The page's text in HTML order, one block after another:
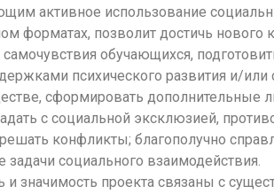
активное использование
форматах, позволит достичь нового
обучающихся,
психического развития и/
сформировать дополнительные
с социальной эксклюзией,
конфликты; благополучно
задачи социального взаимодействия.
и значимость проекта связаны с